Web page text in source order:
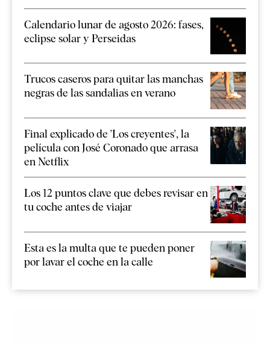
Calendario lunar de agosto 2026: fases,
eclipse solar y Perseidas
Trucos caseros para quitar las manchas
negras de las sandalias en verano
Final explicado de 'Los creyentes', la
película con José Coronado que arrasa
en Netflix
Los 12 puntos clave que debes revisar en
tu coche antes de viajar
Esta es la multa que te pueden poner
por lavar el coche en la calle